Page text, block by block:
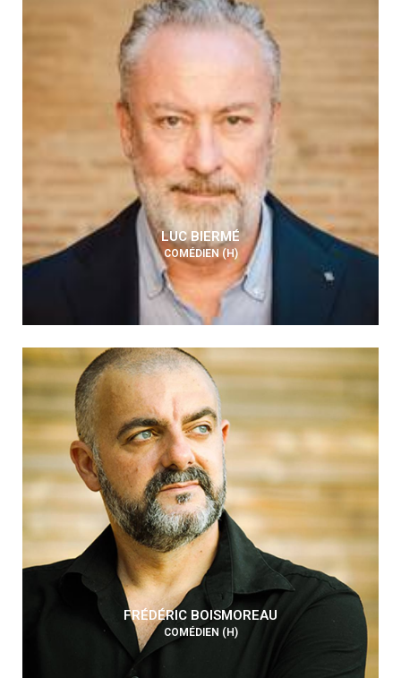
LUC BIERMÉ
COMÉDIEN (H)
FRÉDÉRIC BOISMOREAU
COMÉDIEN (H)